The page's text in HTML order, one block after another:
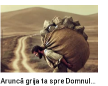
Aruncă grija ta spre Domnul…